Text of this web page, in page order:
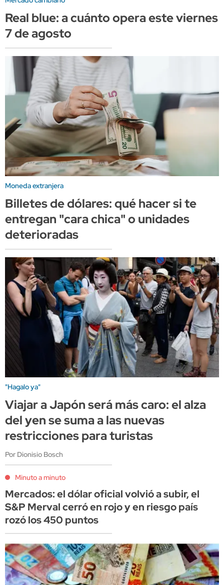
Real blue: a cuánto opera este viernes
7 de agosto
Moneda extranjera
Billetes de dólares: qué hacer si te
entregan "cara chica" o unidades
deterioradas
"Hagalo ya"
Viajar a Japón será más caro: el alza
del yen se suma a las nuevas
restricciones para turistas
Por Dionisio Bosch
Minuto a minuto
Mercados: el dólar oficial volvió a subir, el
S&P Merval cerró en rojo y en riesgo país
rozó los 450 puntos